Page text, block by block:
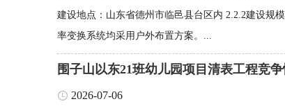
建设地点：山东省德州市临邑县台区内 2.2.2建设规
率变换系统均采用户外布置方案。...
围子山以东21班幼儿园项目清表工程竞
2026-07-06